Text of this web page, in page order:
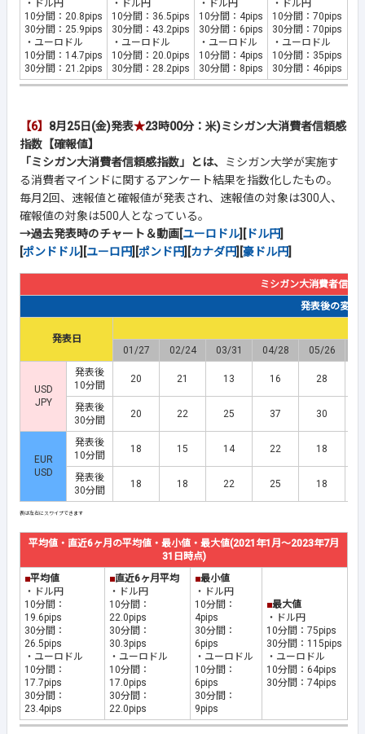
・ドル円
10分間：20.8pips
30分間：25.9pips
・ユーロドル
10分間：14.7pips
30分間：21.2pips
・ドル円
10分間：36.5pips
30分間：43.2pips
・ユーロドル
10分間：20.0pips
30分間：28.2pips
・ドル円
10分間：4pips
30分間：6pips
・ユーロドル
10分間：4pips
30分間：8pips
・ドル円
10分間：70pips
30分間：70pips
・ユーロドル
10分間：35pips
30分間：46pips
【6】 8月25日(金)発表★23時00分：米)ミシガン大消費者信頼感
指数【確報値】
「ミシガン大消費者信頼感指数」とは、
ミシガン大学が実施す
る消費者マインドに関するアンケート結果を指数化したもの。
毎月2回、速報値と確報値が発表され、速報値の対象は300人、
確報値の対象は500人となっている。
→過去発表時のチャート＆動画[ユーロドル][ ドル円]
[ポンドドル][ユーロ円][ポンド円][カナダ円][豪ドル円]
ミシガン大消費者信頼
発表後の変動
発表日
01/27
02/24 03/31 04/28 05/26
USD
JPY
発表後
10分間
20 21 13 16 28
発表後
30分間
20 22 25 37 30
EUR
USD
発表後
10分間
18 15 14 22 18
発表後
30分間
18 18 22 25 18
平均値・直近6ヶ月の平均値・最小値・最大値(2021年1月～2023年7月
31日時点)
■平均値
・ドル円
10分間：
19.6pips
30分間：
26.5pips
・ユーロドル
10分間：
17.7pips
30分間：
23.4pips
■直近6ヶ月平均
・ドル円
10分間：
22.0pips
30分間：
30.3pips
・ユーロドル
10分間：
17.0pips
30分間：
22.0pips
■最小値
・ドル円
10分間：
4pips
30分間：
6pips
・ユーロドル
10分間：
6pips
30分間：
9pips
■最大値
・ドル円
10分間：75pips
30分間：115pips
・ユーロドル
10分間：64pips
30分間：74pips